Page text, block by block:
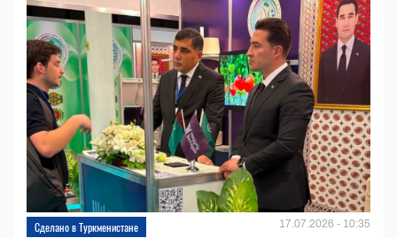
Сделано в Туркменистане 17.07.2026 - 10:35